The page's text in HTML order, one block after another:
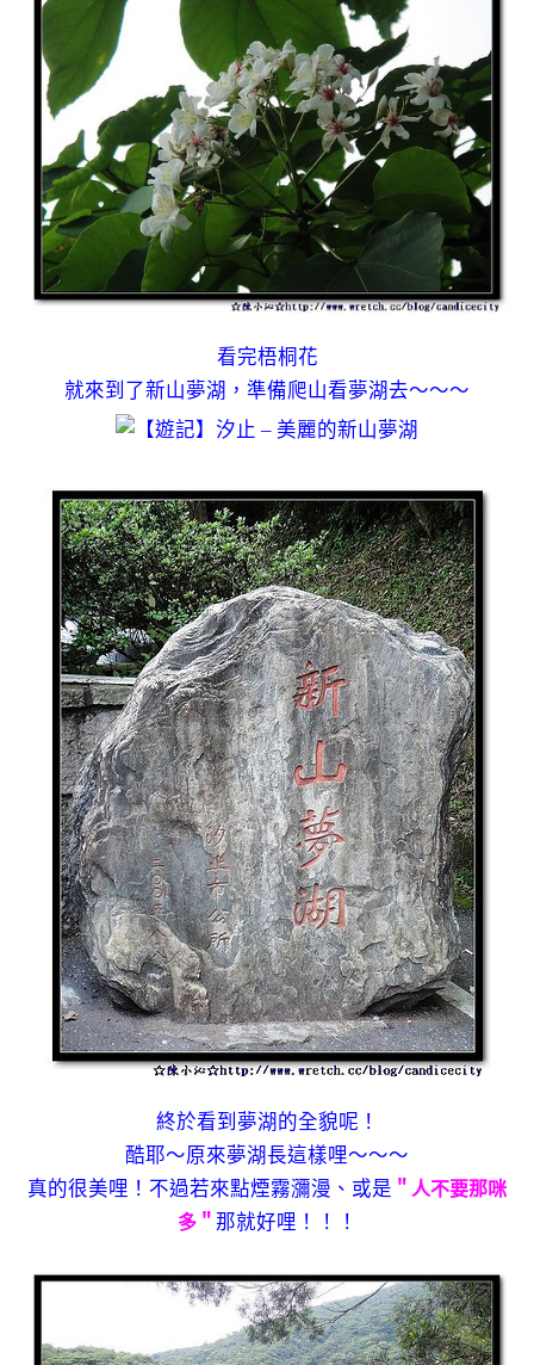
看完梧桐花
就來到了新山夢湖，準備爬山看夢湖去～～～
終於看到夢湖的全貌呢！
酷耶～原來夢湖長這樣哩～～～
真的很美哩！不過若來點煙霧瀰漫、或是 ＂人不要那咪
多＂ 那就好哩！！！